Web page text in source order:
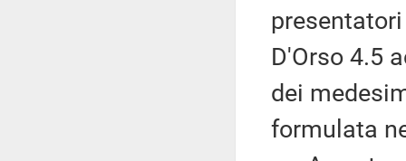
D'Orso 4.5
dei
formulata